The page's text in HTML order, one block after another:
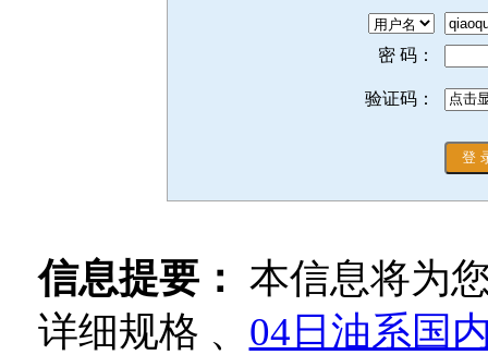
密 码：
验证码：
信息提要： 本信息将为
详细规格 、 04日油系国